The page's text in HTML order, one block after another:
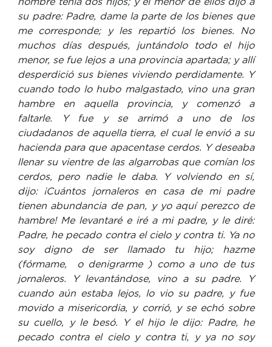
su padre: Padre, dame la parte de los bienes que
me corresponde; y les repartió los bienes. No
muchos días después, juntándolo todo el hijo
menor, se fue lejos a una provincia apartada; y allí
desperdició sus bienes viviendo perdidamente. Y
cuando todo lo hubo malgastado, vino una gran
hambre en aquella provincia, y comenzó a
faltarle. Y fue y se arrimó a uno de los
ciudadanos de aquella tierra, el cual le envió a su
hacienda para que apacentase cerdos. Y deseaba
llenar su vientre de las algarrobas que comían los
cerdos, pero nadie le daba. Y volviendo en sí,
dijo: ¡Cuántos jornaleros en casa de mi padre
tienen abundancia de pan, y yo aquí perezco de
hambre! Me levantaré e iré a mi padre, y le diré:
Padre, he pecado contra el cielo y contra ti. Ya no
soy digno de ser llamado tu hijo; hazme
(fórmame, o denigrarme ) como a uno de tus
jornaleros. Y levantándose, vino a su padre. Y
cuando aún estaba lejos, lo vio su padre, y fue
movido a misericordia, y corrió, y se echó sobre
su cuello, y le besó. Y el hijo le dijo: Padre, he
pecado contra el cielo y contra ti, y ya no soy